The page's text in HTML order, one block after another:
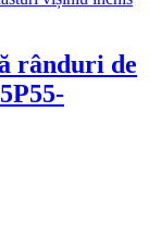
rânduri de